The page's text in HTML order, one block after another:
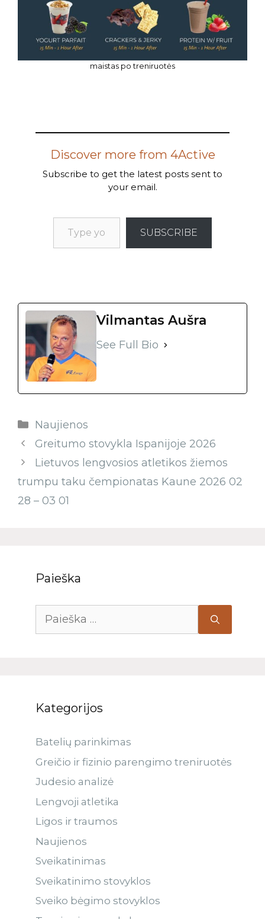
maistas po treniruotės
Discover more from 4Active
Subscribe to get the latest posts sent to
your email.
SUBSCRIBE
Vilmantas Aušra
See Full Bio
Naujienos
Greitumo stovykla Ispanijoje 2026
Lietuvos lengvosios atletikos žiemos
trumpu taku čempionatas Kaune 2026 02
28 – 03 01
Paieška
Kategorijos
Batelių parinkimas
Greičio ir fizinio parengimo treniruotės
Judesio analizė
Lengvoji atletika
Ligos ir traumos
Naujienos
Sveikatinimas
Sveikatinimo stovyklos
Sveiko bėgimo stovyklos